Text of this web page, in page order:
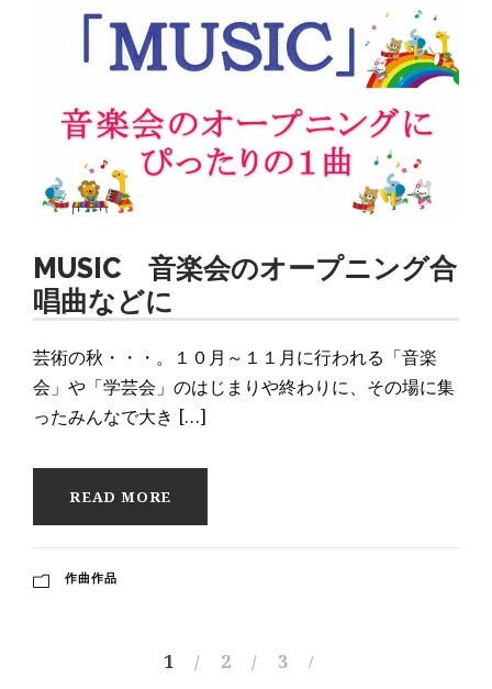
MUSIC 音楽会のオープニング合
唱曲などに
芸術の秋・・・。１０月～１１月に行われる「音楽
会」や「学芸会」のはじまりや終わりに、その場に集
ったみんなで大き […]
READ MORE
作曲作品
1 2 3